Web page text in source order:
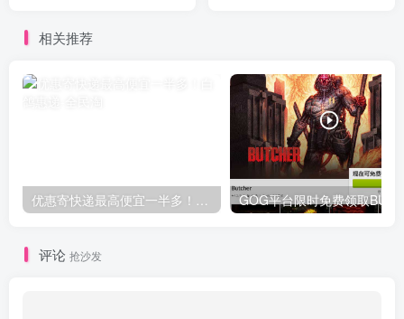
相关推荐
优惠寄快递最高便宜一半多！白鸽惠递
评论 抢沙发